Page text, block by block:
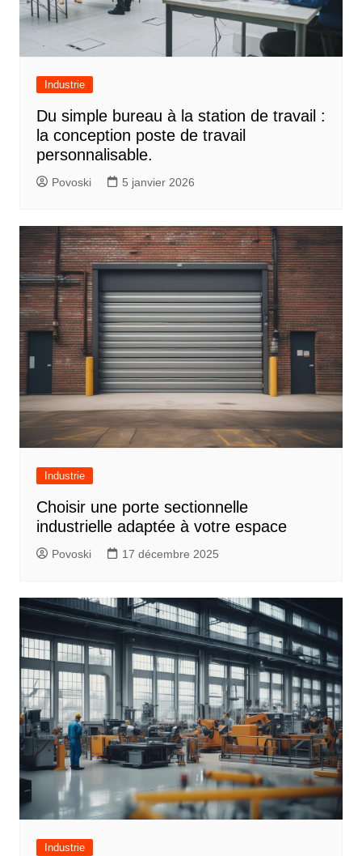
Industrie
Du simple bureau à la station de travail :
la conception poste de travail
personnalisable.
Povoski 5 janvier 2026
Industrie
Choisir une porte sectionnelle
industrielle adaptée à votre espace
Povoski 17 décembre 2025
Industrie